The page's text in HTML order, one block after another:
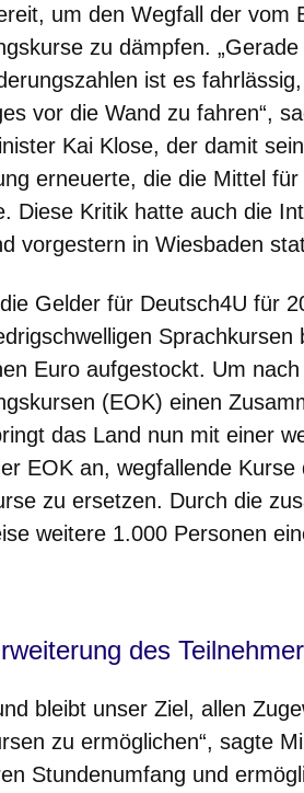
um den Wegfall der vom
zu dämpfen.
ist es
vor die Wand zu fahren“,
Kai Klose, der damit
erneuerte, die die Mittel
Diese Kritik hatte auch die
vorgestern in Wiesbaden
Gelder für Deutsch4U für
Euro aufgestockt. Um
(EOK) einen
das Land nun mit einer
EOK an, wegfallende
zu ersetzen. Durch die
weitere 1.000 Personen
des
bleibt unser Ziel, allen
zu ermöglichen“, sagte
Stundenumfang und